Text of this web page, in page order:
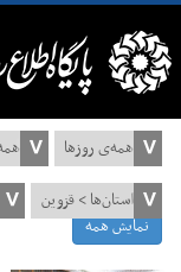
نمایش همه